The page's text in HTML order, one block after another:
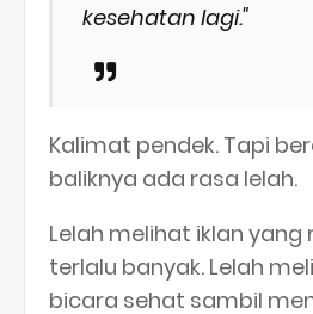
kesehatan lagi."
Kalimat pendek. Tapi
baliknya ada rasa lelah.
Lelah melihat iklan yang
terlalu banyak. Lelah
bicara sehat sambil